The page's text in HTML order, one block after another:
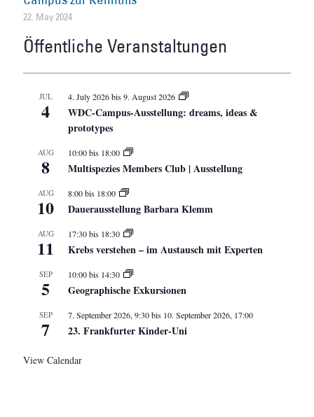
22. May 2024
Öffentliche Veranstaltungen
JUL
4
4. July 2026bis9. August 2026
WDC-Campus-Ausstellung: dreams, ideas &
prototypes
AUG
8
10:00bis 18:00
Multispezies Members Club | Ausstellung
AUG
10
8:00bis 18:00
Dauerausstellung Barbara Klemm
AUG
11
17:30bis 18:30
Krebs verstehen – im Austausch mit Experten
SEP
5
10:00bis 14:30
Geographische Exkursionen
SEP
7
7. September 2026, 9:30bis 10. September 2026, 17:00
23. Frankfurter Kinder-Uni
View Calendar